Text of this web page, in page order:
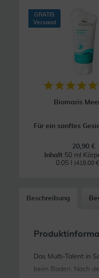
GRATIS
Versand
Biomaris
Für ein sanftes
20,90 €
Inhalt 50 ml
0.05 l
(418,00
Beschreibung
Das Multi-Talent in
beim Baden. Nach